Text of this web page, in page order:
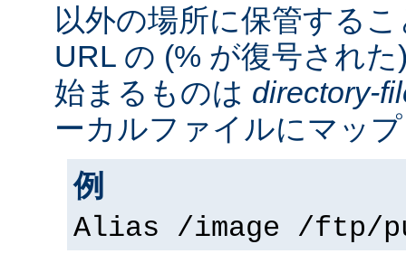
以外の場所に保管する
URL の (% が復号され
始まるものは directory-
ーカルファイルにマッ
例
Alias /image /ftp/